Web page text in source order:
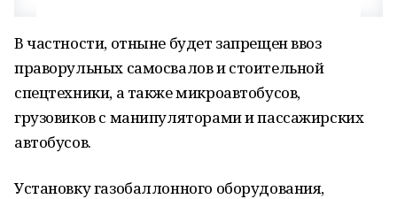
В частности, отныне будет запрещен ввоз
праворульных самосвалов и стоительной
спецтехники, а также микроавтобусов,
грузовиков с манипуляторами и пассажирских
автобусов.
Установку газобаллонного оборудования,